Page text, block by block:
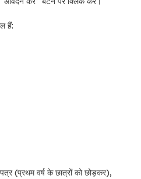
हैं:
पत्र (प्रथम वर्ष के छात्रों को छोड़कर),